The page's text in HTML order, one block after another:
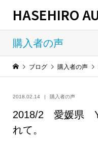
HASEHIRO
購入者の声
ブログ 購入者の声
2018.02.14 購入者の声
2018/2 愛媛県
れて。